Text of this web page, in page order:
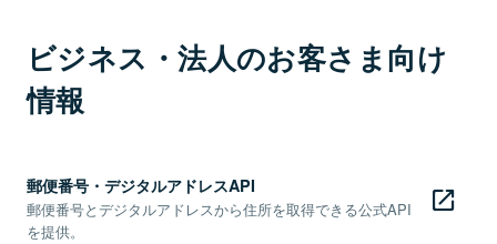
ビジネス・法人のお客さま向け
情報
郵便番号・デジタルアドレスAPI
郵便番号とデジタルアドレスから住所を取得できる公式API
を提供。